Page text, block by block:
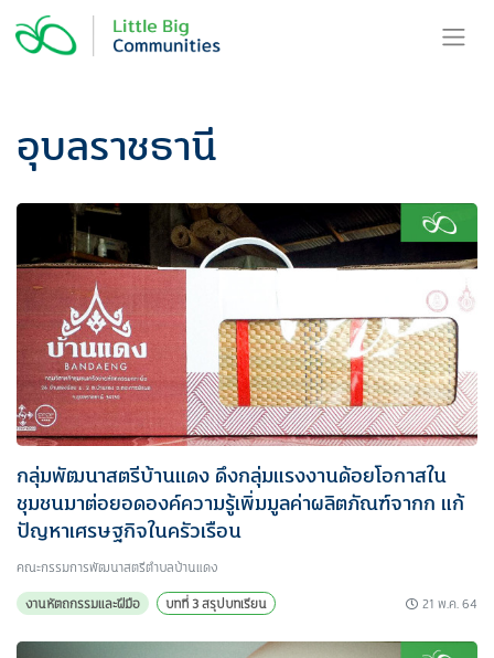
content
อุบลราชธานี
กลุ่มพัฒนาสตรีบ้านแดง ดึงกลุ่มแรงงานด้อยโอกาสใน
ชุมชนมาต่อยอดองค์ความรู้เพิ่มมูลค่าผลิตภัณฑ์จากก แก้
ปัญหาเศรษฐกิจในครัวเรือน
คณะกรรมการพัฒนาสตรีตำบลบ้านแดง
งานหัตถกรรมและฝีมือ
บทที่ 3 สรุปบทเรียน 21 พ.ค. 64